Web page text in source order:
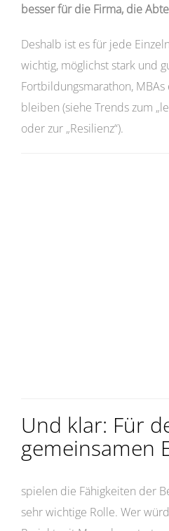
besser für die Firma, die
Deshalb ist es für jede
wichtig, möglichst stark und
Fortbildungsmarathon,
bleiben (siehe Trends zum
oder zur „Resilienz“).
Und klar: Für
gemeinsamen
spielen die Fähigkeiten der
sehr wichtige Rolle. Wer